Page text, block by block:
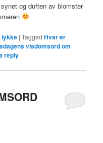
og duften av blomster
lykke |Tagged Hvar er
visdomsord om
reply